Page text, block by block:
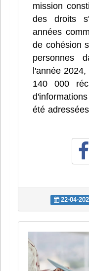
mission
des droits
années
de cohésion
personnes
l'année
140 000
été
22-04-